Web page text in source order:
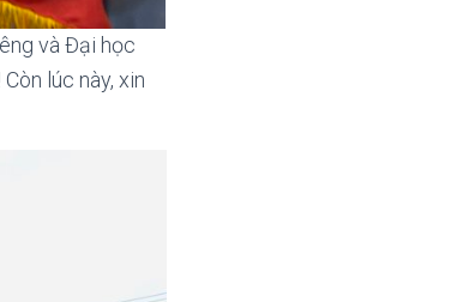
và Đại học
lúc này, xin